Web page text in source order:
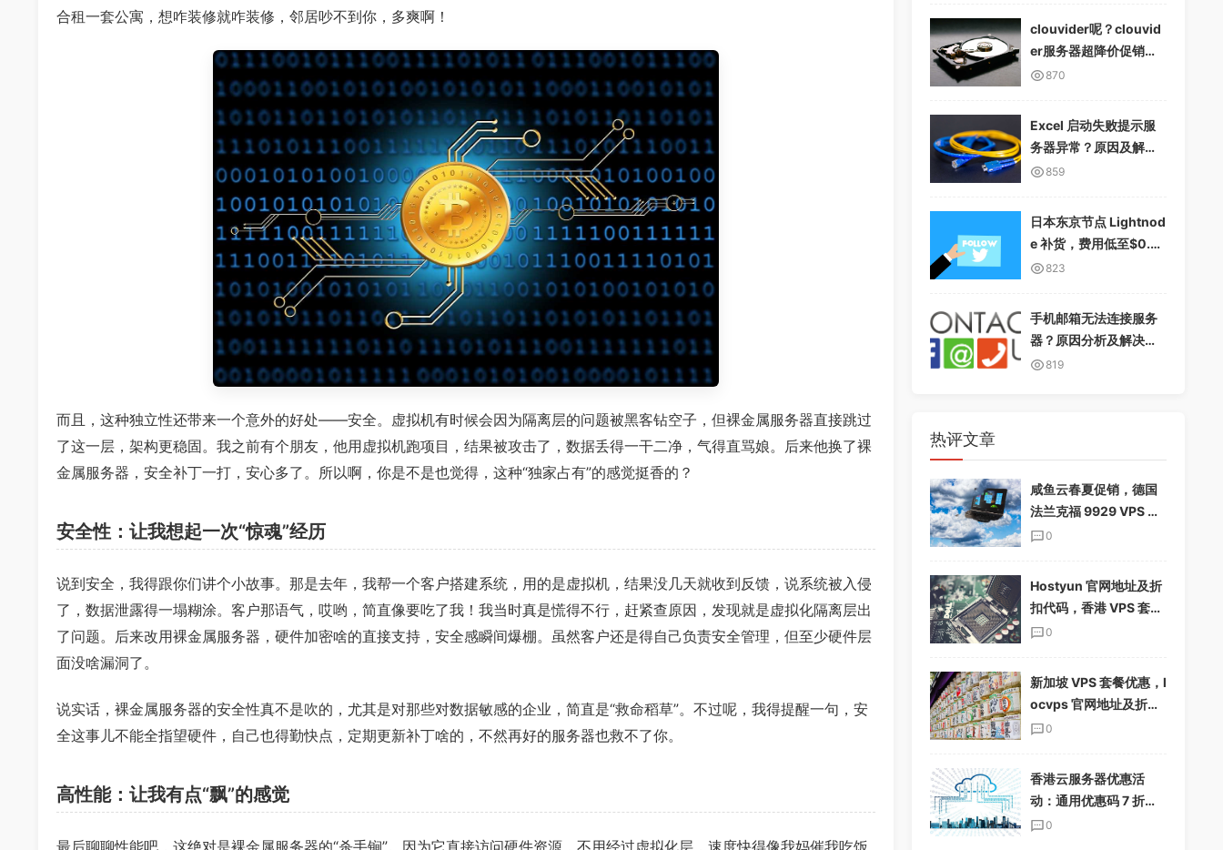
合租一套公寓，想咋装修就咋装修，邻居吵不到你，多爽啊！
而且，这种独立性还带来一个意外的好处——安全。虚拟机有时候会因为隔离层的问题被黑客钻空子，但裸金属服务器直接跳过
了这一层，架构更稳固。我之前有个朋友，他用虚拟机跑项目，结果被攻击了，数据丢得一干二净，气得直骂娘。后来他换了裸
金属服务器，安全补丁一打，安心多了。所以啊，你是不是也觉得，这种“独家占有”的感觉挺香的？
安全性：让我想起一次“惊魂”经历
说到安全，我得跟你们讲个小故事。那是去年，我帮一个客户搭建系统，用的是虚拟机，结果没几天就收到反馈，说系统被入侵
了，数据泄露得一塌糊涂。客户那语气，哎哟，简直像要吃了我！我当时真是慌得不行，赶紧查原因，发现就是虚拟化隔离层出
了问题。后来改用裸金属服务器，硬件加密啥的直接支持，安全感瞬间爆棚。虽然客户还是得自己负责安全管理，但至少硬件层
面没啥漏洞了。
说实话，裸金属服务器的安全性真不是吹的，尤其是对那些对数据敏感的企业，简直是“救命稻草”。不过呢，我得提醒一句，安
全这事儿不能全指望硬件，自己也得勤快点，定期更新补丁啥的，不然再好的服务器也救不了你。
高性能：让我有点“飘”的感觉
最后聊聊性能吧，这绝对是裸金属服务器的“杀手锏”。因为它直接访问硬件资源，不用经过虚拟化层，速度快得像我妈催我吃饭
clouvider呢？clouvid
er服务器超降价促销，1
0Gbps无限流量
870
Excel 启动失败提示服
务器异常？原因及解决
方案详解
859
日本东京节点 Lightnod
e 补货，费用低至$0.01
2/小时，支持多种支付
823
手机邮箱无法连接服务
器？原因分析及解决方
案 819
热评文章
咸鱼云春夏促销，德国
法兰克福 9929 VPS 下
单享 85%折扣，配置翻
0
Hostyun 官网地址及折
扣代码，香港 VPS 套餐
介绍
0
新加坡 VPS 套餐优惠，l
ocvps 官网地址及折扣
码分享
0
香港云服务器优惠活
动：通用优惠码 7 折，
半年付加送一个月，年
0